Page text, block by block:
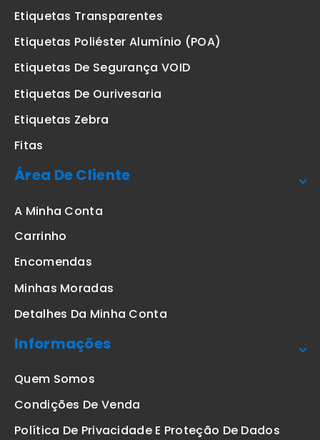
Etiquetas Transparentes
Etiquetas Poliéster Alumínio (POA)
Etiquetas De Segurança VOID
Etiquetas De Ourivesaria
Etiquetas Zebra
Fitas
Área De Cliente
A Minha Conta
Carrinho
Encomendas
Minhas Moradas
Detalhes Da Minha Conta
Informações
Quem Somos
Condições De Venda
Política De Privacidade E Proteção De Dados